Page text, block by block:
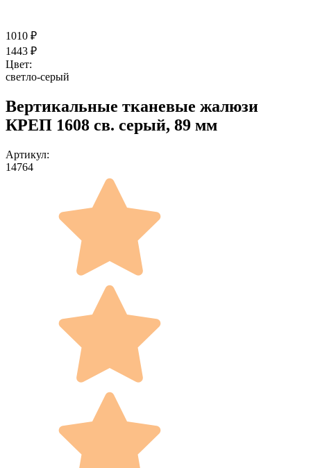
1010 ₽
1443 ₽
Цвет:
светло-серый
Вертикальные тканевые жалюзи
КРЕП 1608 св. серый, 89 мм
Артикул:
14764